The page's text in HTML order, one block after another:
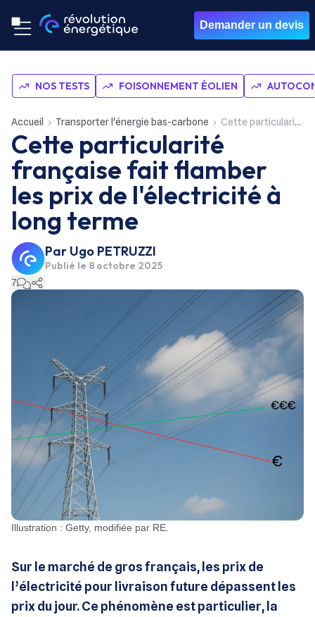
Demander un devis
NOS TESTS FOISONNEMENT ÉOLIEN
Accueil Transporter l'énergie bas-carbone Cette particularité française fait flamber les prix de l'électricité à long terme
Cette particularité
française fait flamber
les prix de l'électricité à
long terme
Par Ugo PETRUZZI
Publié le 8 octobre 2025
7
Illustration : Getty, modifiée par RE.
Sur le marché de gros français, les prix de
l’électricité pour livraison future dépassent les
prix du jour. Ce phénomène est particulier, la